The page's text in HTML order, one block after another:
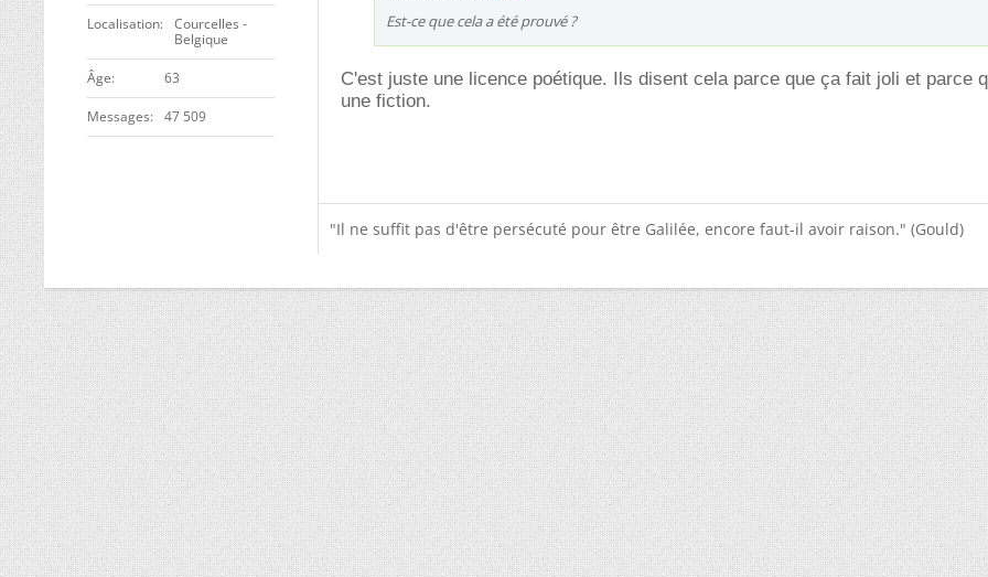
Localisation
Courcelles -
Belgique
ge 63
Messages 47 509
Est-ce que cela a été prouvé ?
C'est juste une licence poétique. Ils disent cela parce que ça fait joli et parce
une fiction.
"Il ne suffit pas d'être persécuté pour être Galilée, encore faut-il avoir raison." (Gould)